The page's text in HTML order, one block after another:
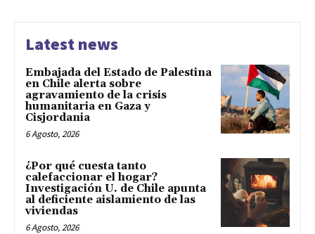
Latest news
Embajada del Estado de Palestina
en Chile alerta sobre
agravamiento de la crisis
humanitaria en Gaza y
Cisjordania
6 Agosto, 2026
¿Por qué cuesta tanto
calefaccionar el hogar?
Investigación U. de Chile apunta
al deficiente aislamiento de las
viviendas
6 Agosto, 2026